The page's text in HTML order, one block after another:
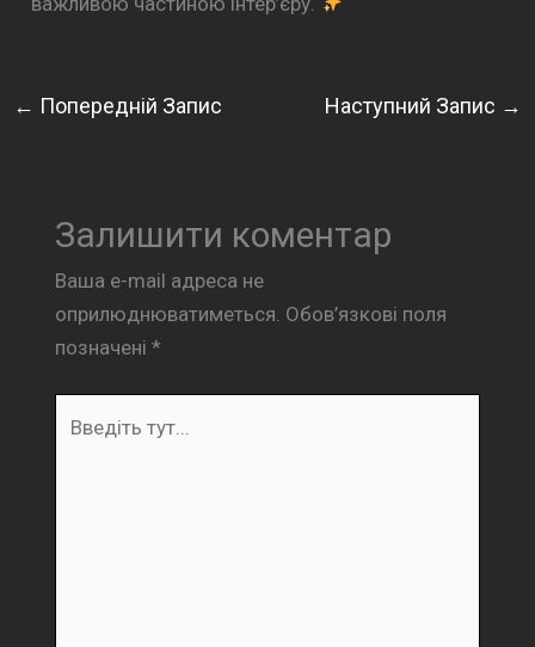
← Попередній Запис Наступний Запис →
Залишити коментар
Ваша e-mail адреса не
оприлюднюватиметься. Обов’язкові поля
позначені *